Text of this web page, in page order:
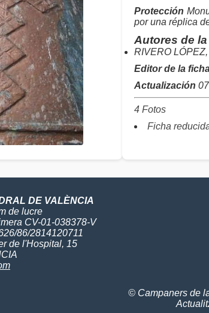
Protección
por una réplica
Autores de
RIVERO
Editor de la
Actualización
4 Fotos
Ficha
DE VALÈNCIA
de lucre
CV-01-038378-V
86/2814120711
de l'Hospital, 15
© Campaners de